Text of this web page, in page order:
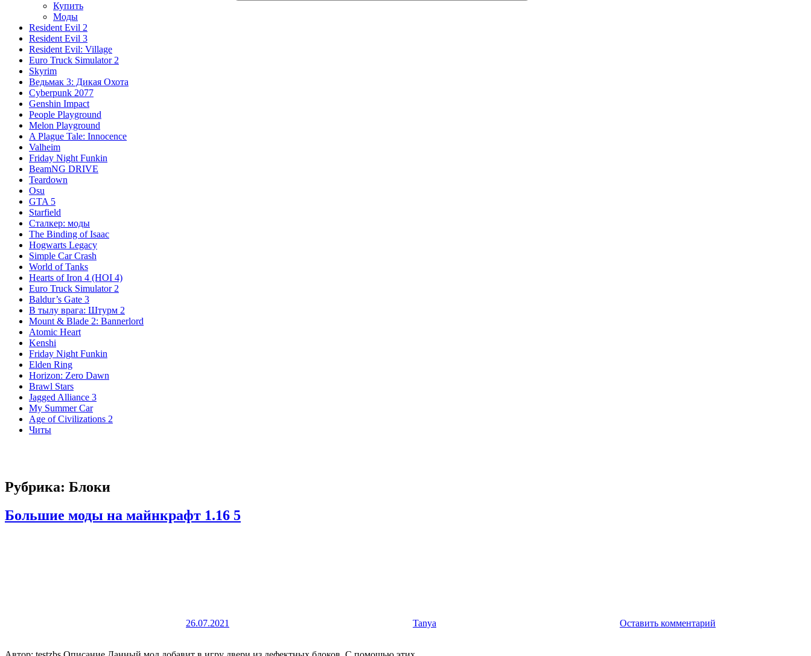
Купить
Моды
Resident Evil 2
Resident Evil 3
Resident Evil: Village
Euro Truck Simulator 2
Skyrim
Ведьмак 3: Дикая Охота
Cyberpunk 2077
Genshin Impact
People Playground
Melon Playground
A Plague Tale: Innocence
Valheim
Friday Night Funkin
BeamNG DRIVE
Teardown
Osu
GTA 5
Starfield
Сталкер: моды
The Binding of Isaac
Hogwarts Legacy
Simple Car Crash
World of Tanks
Hearts of Iron 4 (HOI 4)
Euro Truck Simulator 2
Baldur’s Gate 3
В тылу врага: Штурм 2
Mount & Blade 2: Bannerlord
Atomic Heart
Kenshi
Friday Night Funkin
Elden Ring
Horizon: Zero Dawn
Brawl Stars
Jagged Alliance 3
My Summer Car
Age of Civilizations 2
Читы
Рубрика: Блоки
Большие моды на майнкрафт 1.16 5
26.07.2021 Tanya Оставить комментарий